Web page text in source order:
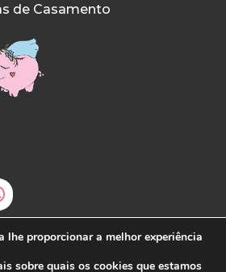
de Casamento
lhe proporcionar a melhor experiência
sobre quais os cookies que estamos